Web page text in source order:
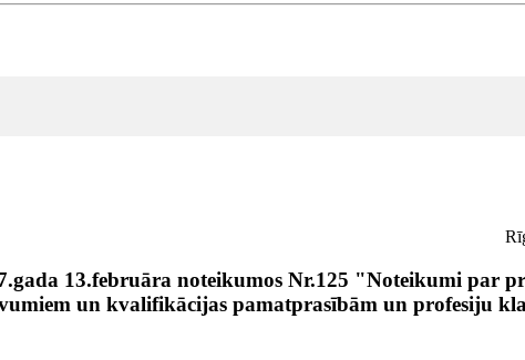
13.februāra noteikumos Nr.125 "Noteikumi par
un kvalifikācijas pamatprasībām un profesiju